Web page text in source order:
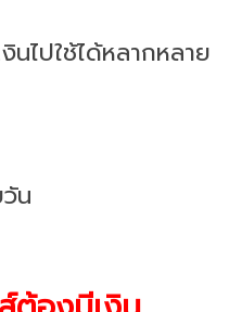
นไปใช้ได้หลากหลาย
น